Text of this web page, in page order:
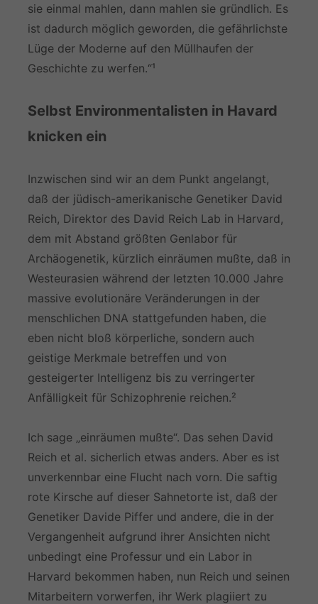
sie einmal mahlen, dann mahlen sie gründlich. Es
ist dadurch möglich geworden, die gefährlichste
Lüge der Moderne auf den Müllhaufen der
Geschichte zu werfen.“¹
Selbst Environmentalisten in Havard
knicken ein
Inzwischen sind wir an dem Punkt angelangt,
daß der jüdisch-amerikanische Genetiker David
Reich, Direktor des David Reich Lab in Harvard,
dem mit Abstand größten Genlabor für
Archäogenetik, kürzlich einräumen mußte, daß in
Westeurasien während der letzten 10.000 Jahre
massive evolutionäre Veränderungen in der
menschlichen DNA stattgefunden haben, die
eben nicht bloß körperliche, sondern auch
geistige Merkmale betreffen und von
gesteigerter Intelligenz bis zu verringerter
Anfälligkeit für Schizophrenie reichen.²
Ich sage „einräumen mußte“. Das sehen David
Reich et al. sicherlich etwas anders. Aber es ist
unverkennbar eine Flucht nach vorn. Die saftig
rote Kirsche auf dieser Sahnetorte ist, daß der
Genetiker Davide Piffer und andere, die in der
Vergangenheit aufgrund ihrer Ansichten nicht
unbedingt eine Professur und ein Labor in
Harvard bekommen haben, nun Reich und seinen
Mitarbeitern vorwerfen, ihr Werk plagiiert zu